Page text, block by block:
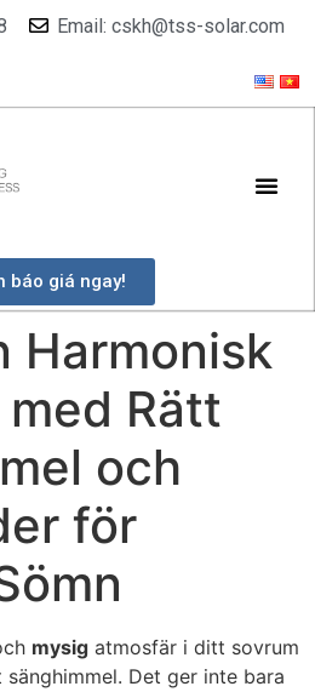
Email: cskh@tss-solar.com
báo giá ngay!
Harmonisk
Rätt
och
för
mysig atmosfär i ditt sovrum
Det ger inte bara